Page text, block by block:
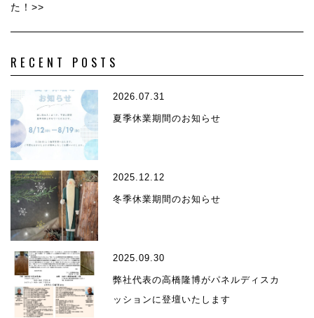
た！>>
RECENT POSTS
2026.07.31
夏季休業期間のお知らせ
2025.12.12
冬季休業期間のお知らせ
2025.09.30
弊社代表の高橋隆博がパネルディスカ
ッションに登壇いたします